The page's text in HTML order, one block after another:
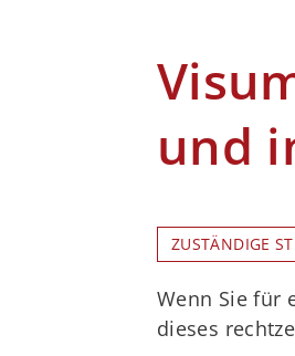
und
ZUSTÄNDIGE
Wenn Sie für
dieses